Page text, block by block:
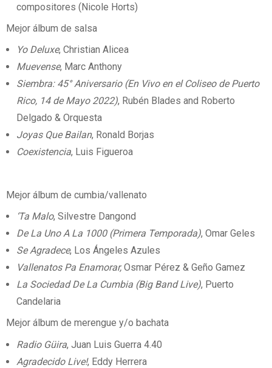
compositores (Nicole Horts)
Mejor álbum de salsa
Yo Deluxe, Christian Alicea
Muevense, Marc Anthony
Siembra: 45° Aniversario (En Vivo en el Coliseo de Puerto
Rico, 14 de Mayo 2022), Rubén Blades and Roberto
Delgado & Orquesta
Joyas Que Bailan, Ronald Borjas
Coexistencia, Luis Figueroa
Mejor álbum de cumbia/vallenato
‘Ta Malo, Silvestre Dangond
De La Uno A La 1000 (Primera Temporada), Omar Geles
Se Agradece, Los Ángeles Azules
Vallenatos Pa Enamorar, Osmar Pérez & Geño Gamez
La Sociedad De La Cumbia (Big Band Live), Puerto
Candelaria
Mejor álbum de merengue y/o bachata
Radio Güira, Juan Luis Guerra 4.40
Agradecido Live!, Eddy Herrera